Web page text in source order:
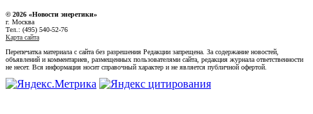
© 2026 «Новости энеретики»
г. Москва
Тел.: (495) 540-52-76
Карта сайта
Перепечатка материала с сайта без разрешения Редакции запрещена. За содержание новостей,
объявлений и комментариев, размещенных пользователями сайта, редакция журнала ответственности
не несет. Вся информация носит справочный характер и не является публичной офертой.